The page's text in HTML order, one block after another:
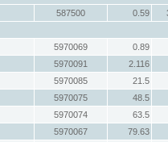
587500 0.59
5970069
0.89
5970091
2.116
5970085
21.5
5970075
48.5
5970074
63.5
5970067
79.63